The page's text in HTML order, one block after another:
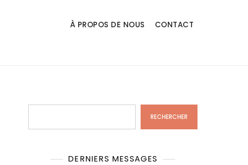
À PROPOS DE NOUS CONTACT
RECHERCHER
DERNIERS MESSAGES